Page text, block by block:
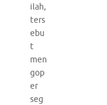
ilah,
ters
ebu
t
men
gop
er
seg